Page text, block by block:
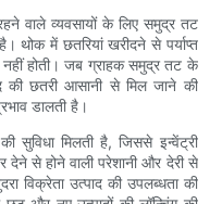
रहने वाले व्यवसायों के लिए समुद्र तट
थोक में छतरियां खरीदने से पर्याप्त
होती। जब ग्राहक समुद्र तट के
की छतरी आसानी से मिल जाने की
डालती है।
सुविधा मिलती है, जिससे इन्वेंट्री
देने से होने वाली परेशानी और देरी से
विक्रेता उत्पाद की उपलब्धता की